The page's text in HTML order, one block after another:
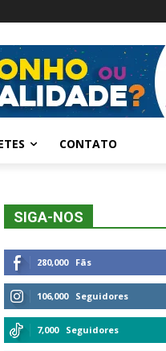
CONTATO
SIGA-NOS
280,000 Fãs
106,000 Seguidores
7,000 Seguidores